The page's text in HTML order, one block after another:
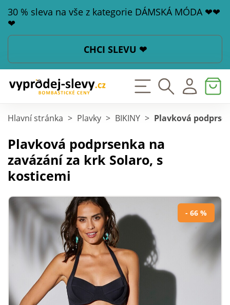
30 % sleva na vše z kategorie DÁMSKÁ MÓDA ❤❤
❤
CHCI SLEVU ❤
Hlavní stránka > Plavky > BIKINY > Plavková
Plavková podprsenka na
zavázání za krk Solaro, s
kosticemi
- 66 %